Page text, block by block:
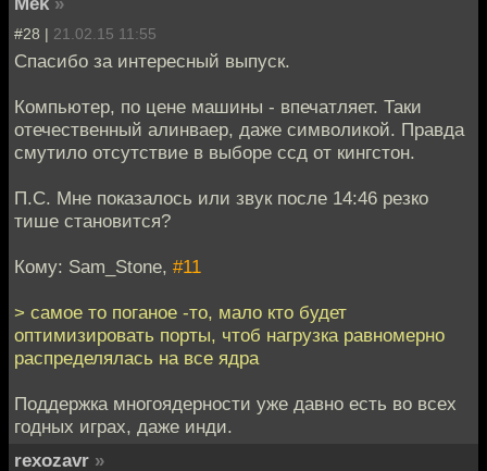
#28 | 21.02.15 11:55
Спасибо за интересный выпуск.
Компьютер, по цене машины - впечатляет. Таки
отечественный алинваер, даже символикой. Правда
смутило отсутствие в выборе ссд от кингстон.
П.С. Мне показалось или звук после 14:46 резко
тише становится?
Кому: Sam_Stone, #11
> самое то поганое -то, мало кто будет
оптимизировать порты, чтоб нагрузка равномерно
распределялась на все ядра
Поддержка многоядерности уже давно есть во всех
годных играх, даже инди.
rexozavr »